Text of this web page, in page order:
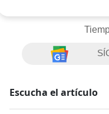
Escucha el artículo